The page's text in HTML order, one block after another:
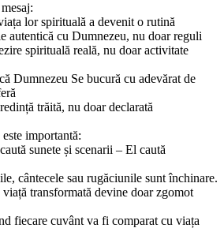
lor spirituală a devenit o rutină
autentică cu Dumnezeu, nu doar reguli
spirituală reală, nu doar activitate
Dumnezeu Se bucură cu adevărat de
trăită, nu doar declarată
importantă:
sunete și scenarii – El caută
cântecele sau rugăciunile sunt închinare.
transformată devine doar zgomot
fiecare cuvânt va fi comparat cu viața